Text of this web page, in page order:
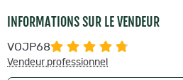
INFORMATIONS SUR LE VENDEUR
VOJP68
Vendeur professionnel